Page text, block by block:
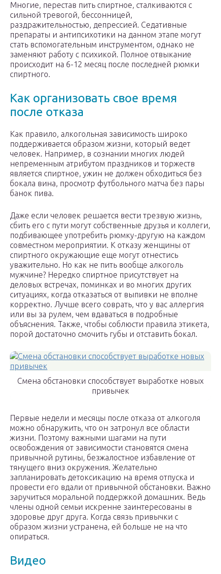
Многие, перестав пить спиртное, сталкиваются с
сильной тревогой, бессонницей,
раздражительностью, депрессией. Седативные
препараты и антипсихотики на данном этапе могут
стать вспомогательным инструментом, однако не
заменяют работу с психикой. Полное отвыкание
происходит на 6-12 месяц после последней рюмки
спиртного.
Как организовать свое время
после отказа
Как правило, алкогольная зависимость широко
поддерживается образом жизни, который ведет
человек. Например, в сознании многих людей
непременным атрибутом праздников и торжеств
является спиртное, ужин не должен обходиться без
бокала вина, просмотр футбольного матча без пары
банок пива.
Даже если человек решается вести трезвую жизнь,
сбить его с пути могут собственные друзья и коллеги,
подбивающее употребить рюмку-другую на каждом
совместном мероприятии. К отказу женщины от
спиртного окружающие еще могут отнестись
уважительно. Но как не пить вообще алкоголь
мужчине? Нередко спиртное присутствует на
деловых встречах, поминках и во многих других
ситуациях, когда отказаться от выпивки не вполне
корректно. Лучше всего соврать, что у вас аллергия
или вы за рулем, чем вдаваться в подробные
объяснения. Также, чтобы соблюсти правила этикета,
порой достаточно смочить губы и отставить бокал.
Смена обстановки способствует выработке новых
привычек
Первые недели и месяцы после отказа от алкоголя
можно обнаружить, что он затронул все области
жизни. Поэтому важными шагами на пути
освобождения от зависимости становятся смена
привычной рутины, безжалостное избавление от
тянущего вниз окружения. Желательно
запланировать детоксикацию на время отпуска и
провести его вдали от привычной обстановки. Важно
заручиться моральной поддержкой домашних. Ведь
члены одной семьи искренне заинтересованы в
здоровье друг друга. Когда связь привычки с
образом жизни устранена, ей больше не на что
опираться.
Видео